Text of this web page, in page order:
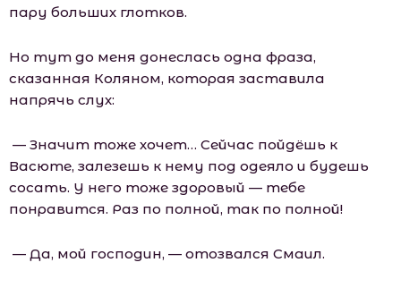
пару больших глотков.
Но тут до меня донеслась одна фраза,
сказанная Коляном, которая заставила
напрячь слух:
— Значит тоже хочет… Сейчас пойдёшь к
Васюте, залезешь к нему под одеяло и будешь
сосать. У него тоже здоровый — тебе
понравится. Раз по полной, так по полной!
— Да, мой господин, — отозвался Смаил.